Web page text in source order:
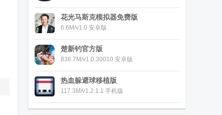
花光马斯克模拟器免费版
6.6M/v1.0 安卓版
楚新钓官方版
836.7M/v1.0.30010 安卓版
热血躲避球移植版
117.3M/v1.2.1.1 手机版